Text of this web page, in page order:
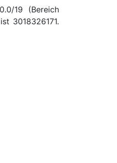
19 (Bereich
3018326171.